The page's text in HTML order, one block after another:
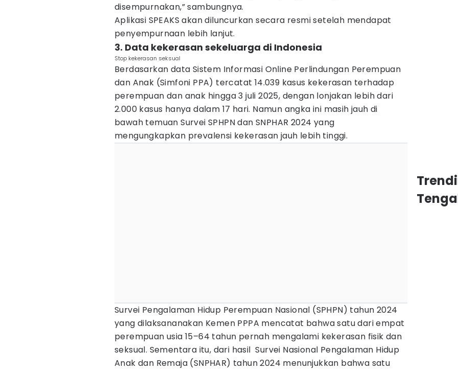
disempurnakan,” sambungnya.
Aplikasi SPEAKS akan diluncurkan secara resmi setelah mendapat
penyempurnaan lebih lanjut.
3. Data kekerasan sekeluarga di Indonesia
Stop kekerasan seksual
Berdasarkan data Sistem Informasi Online Perlindungan Perempuan
dan Anak (Simfoni PPA) tercatat 14.039 kasus kekerasan terhadap
perempuan dan anak hingga 3 juli 2025, dengan lonjakan lebih dari
2.000 kasus hanya dalam 17 hari. Namun angka ini masih jauh di
bawah temuan Survei SPHPN dan SNPHAR 2024 yang
mengungkapkan prevalensi kekerasan jauh lebih tinggi.
Survei Pengalaman Hidup Perempuan Nasional (SPHPN) tahun 2024
yang dilaksananakan Kemen PPPA mencatat bahwa satu dari empat
perempuan usia 15–64 tahun pernah mengalami kekerasan fisik dan
seksual. Sementara itu, dari hasil Survei Nasional Pengalaman Hidup
Anak dan Remaja (SNPHAR) tahun 2024 menunjukkan bahwa satu